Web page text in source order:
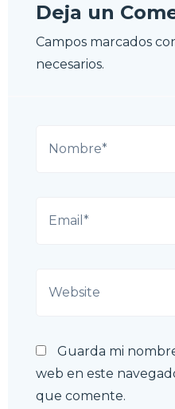
Deja un
Campos marcados
necesarios.
Guarda mi
web en este
que comente.